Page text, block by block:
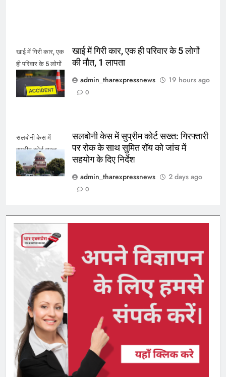
खाई में गिरी कार, एक
ही परिवार के 5 लोगों
की मौत, 1 लापता
खाई में गिरी कार, एक ही परिवार के 5 लोगों
की मौत, 1 लापता
admin_tharexpressnews
19 hours ago
0
सलबोनी केस में
सुप्रीम कोर्ट सख्त
सलबोनी केस में सुप्रीम कोर्ट सख्त: गिरफ्तारी
पर रोक के साथ सुमित रॉय को जांच में
सहयोग के दिए निर्देश
admin_tharexpressnews
2 days ago
0